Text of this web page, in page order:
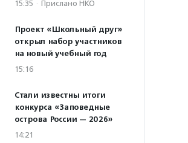
15:35 · Прислано НКО
Проект «Школьный друг»
открыл набор участников
на новый учебный год
15:16
Стали известны итоги
конкурса «Заповедные
острова России — 2026»
14:21